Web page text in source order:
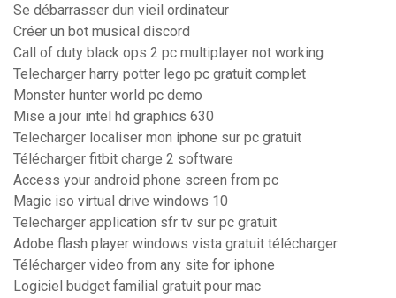
Se débarrasser dun vieil ordinateur
Créer un bot musical discord
Call of duty black ops 2 pc multiplayer not working
Telecharger harry potter lego pc gratuit complet
Monster hunter world pc demo
Mise a jour intel hd graphics 630
Telecharger localiser mon iphone sur pc gratuit
Télécharger fitbit charge 2 software
Access your android phone screen from pc
Magic iso virtual drive windows 10
Telecharger application sfr tv sur pc gratuit
Adobe flash player windows vista gratuit télécharger
Télécharger video from any site for iphone
Logiciel budget familial gratuit pour mac